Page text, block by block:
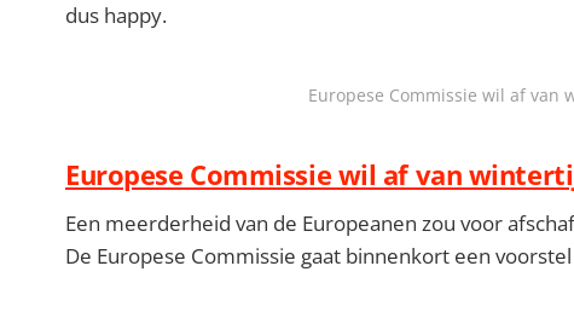
dus happy.
Europese Commissie wil af van
Europese Commissie wil af van
Een meerderheid van de Europeanen zou voor
De Europese Commissie gaat binnenkort een